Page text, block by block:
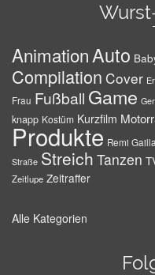
AnimationAuto
Compilation Cover
Frau Fußball Game
knapp Kostüm Kurzfilm
Produkte Remi
Straße Streich Tanzen
Zeitlupe Zeitraffer
Alle Kategorien